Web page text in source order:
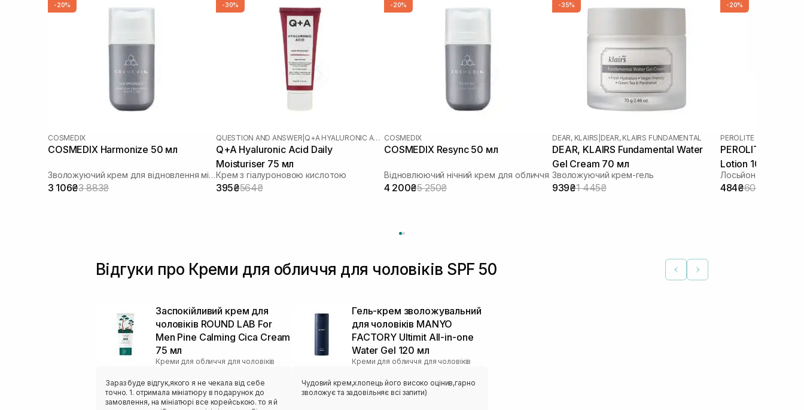
-20%
COSMEDIX
COSMEDIX Harmonize 50 мл
Зволожуючий крем для відновлення мікробіома
3 106₴3 883₴
-30%
QUESTION AND ANSWER Q+A HYALURONIC ACID
Q+A Hyaluronic Acid Daily
Moisturiser 75 мл
Крем з гіалуроновою кислотою
395₴564₴
-20%
COSMEDIX
COSMEDIX Resync 50 мл
Відновлюючий нічний крем для обличчя
4 200₴5 250₴
-35%
DEAR, KLAIRS DEAR, KLAIRS FUNDAMENTAL
DEAR, KLAIRS Fundamental Water
Gel Cream 70 мл
Зволожуючий крем-гель
939₴1 445₴
-20%
PEROLITE
PEROLITE
Lotion 100 мл
Лосьйон з
484₴605₴
Відгуки про Креми для обличчя для чоловіків SPF 50
Заспокійливий крем для
чоловіків ROUND LAB For
Men Pine Calming Cica Cream
75 мл
Креми для обличчя для чоловіків
Зараз буде відгук,якого я не чекала від себе
точно. 1. отримала мініатюру в подарунок до
замовлення, на мініатюрі все корейською. то я й
Гель-крем зволожувальний
для чоловіків MANYO
FACTORY Ultimit All-in-one
Water Gel 120 мл
Креми для обличчя для чоловіків
Чудовий крем,хлопець його високо оцінив,гарно
зволожує та задовільняє всі запити)